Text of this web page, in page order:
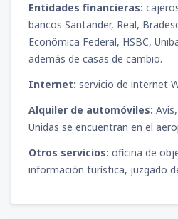
Entidades financieras:
bancos Santander, Real,
Econômica Federal, HSBC,
además de casas de cambio.
Internet: servicio de internet
Alquiler de automóviles:
Unidas se encuentran en el
Otros servicios: oficina de
información turística, juzgado